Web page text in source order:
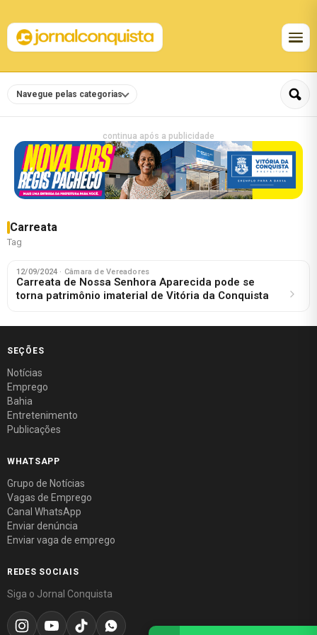
Navegue pelas categorias
continua após a publicidade
Carreata
Tag
12/09/2024 · Câmara de Vereadores
Carreata de Nossa Senhora Aparecida pode se
torna patrimônio imaterial de Vitória da Conquista
SEÇÕES
Notícias
Emprego
Bahia
Entretenimento
Publicações
WHATSAPP
Grupo de Notícias
Vagas de Emprego
Canal WhatsApp
Enviar denúncia
Enviar vaga de emprego
REDES SOCIAIS
Siga o Jornal Conquista